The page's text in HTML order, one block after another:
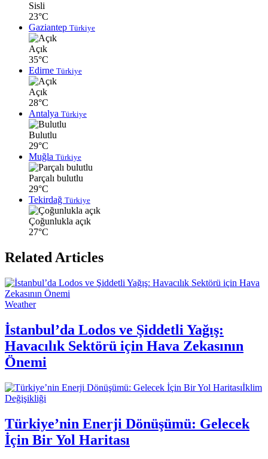
Sisli
23°C
Gaziantep Türkiye
Açık
35°C
Edirne Türkiye
Açık
28°C
Antalya Türkiye
Bulutlu
29°C
Muğla Türkiye
Parçalı bulutlu
29°C
Tekirdağ Türkiye
Çoğunlukla açık
27°C
Related Articles
Weather
İstanbul’da Lodos ve Şiddetli Yağış:
Havacılık Sektörü için Hava Zekasının
Önemi
İklim
Değişikliği
Türkiye’nin Enerji Dönüşümü: Gelecek
İçin Bir Yol Haritası